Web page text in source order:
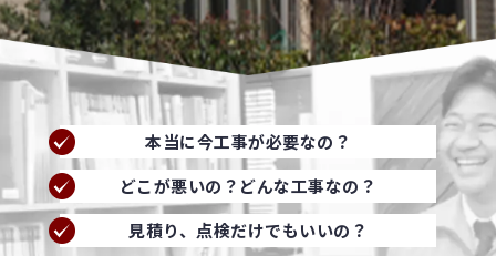
本当に今工事が必要なの？
どこが悪いの？どんな工事なの？
見積り、点検だけでもいいの？